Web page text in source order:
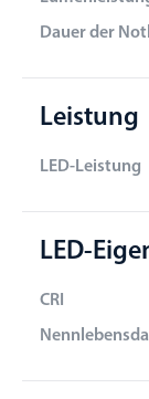
Dauer der
Leistung
LED-Leistung
LED-
CRI